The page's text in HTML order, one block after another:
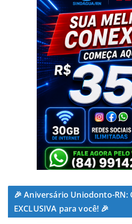
🎉 Aniversário Uniodonto-RN:
EXCLUSIVA para você! 🎉